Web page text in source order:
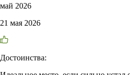
май 2026
21 мая 2026
Достоинства: